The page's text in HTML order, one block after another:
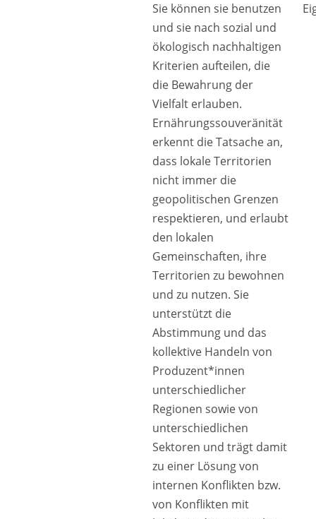
Sie können sie benutzen
und sie nach sozial und
ökologisch nachhaltigen
Kriterien aufteilen, die
die Bewahrung der
Vielfalt erlauben.
Ernährungssouveränität
erkennt die Tatsache an,
dass lokale Territorien
nicht immer die
geopolitischen Grenzen
respektieren, und erlaubt
den lokalen
Gemeinschaften, ihre
Territorien zu bewohnen
und zu nutzen. Sie
unterstützt die
Abstimmung und das
kollektive Handeln von
Produzent*innen
unterschiedlicher
Regionen sowie von
unterschiedlichen
Sektoren und trägt damit
zu einer Lösung von
internen Konflikten bzw.
von Konflikten mit